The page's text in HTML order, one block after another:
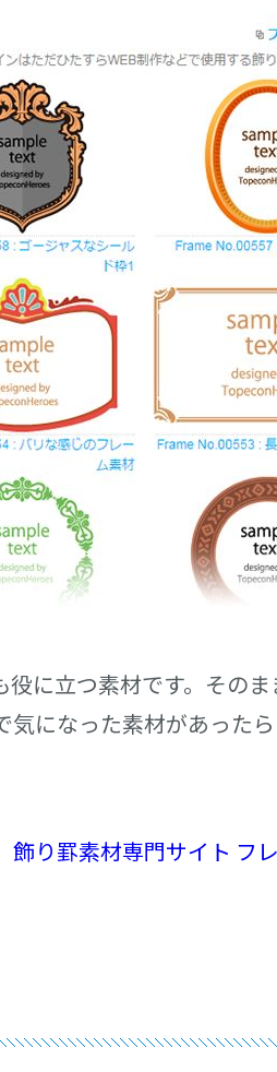
に立つ素材です。その
になった素材があった
飾り罫素材専門サイト フ